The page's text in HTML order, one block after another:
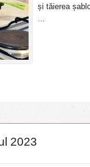
și tăierea
...
2023